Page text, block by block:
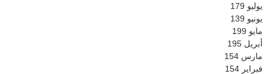
يوليو 179
يونيو 139
مايو 199
أبريل 195
مارس 154
فبراير 154